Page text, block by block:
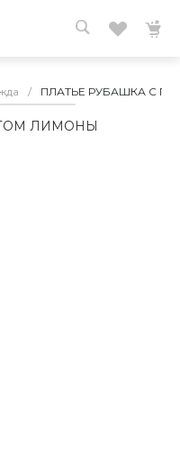
/ ПЛАТЬЕ РУБАШКА С